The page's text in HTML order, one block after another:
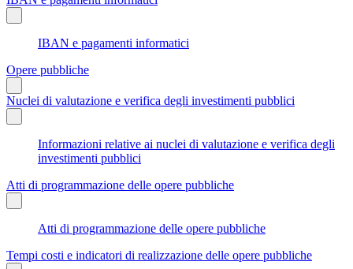
IBAN e pagamenti informatici
Opere pubbliche
Nuclei di valutazione e verifica degli investimenti pubblici
Informazioni relative ai nuclei di valutazione e verifica degli
investimenti pubblici
Atti di programmazione delle opere pubbliche
Atti di programmazione delle opere pubbliche
Tempi costi e indicatori di realizzazione delle opere pubbliche